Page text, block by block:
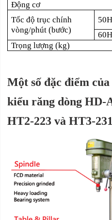
Động cơ
Tốc độ trục chính
vòng/phút (bước)
Trọng lượng (kg)
Một số đặc điểm
kiểu răng dòng HD-
HT2-223 và HT3-231